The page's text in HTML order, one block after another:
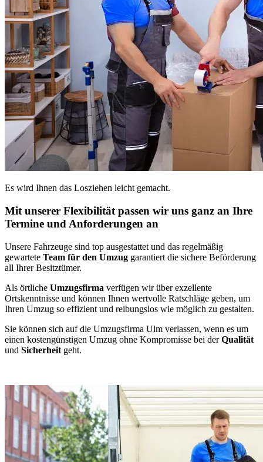
Es wird Ihnen das Losziehen leicht gemacht.
Mit unserer Flexibilität passen wir uns ganz an Ihre
Termine und Anforderungen an
Unsere Fahrzeuge sind top ausgestattet und das regelmäßig
gewartete Team für den Umzug garantiert die sichere Beförderung
all Ihrer Besitztümer.
Als örtliche Umzugsfirma verfügen wir über exzellente
Ortskenntnisse und können Ihnen wertvolle Ratschläge geben, um
Ihren Umzug so effizient und reibungslos wie möglich zu gestalten.
Sie können sich auf die Umzugsfirma Ulm verlassen, wenn es um
einen kostengünstigen Umzug ohne Kompromisse bei derQualität
und Sicherheit geht.